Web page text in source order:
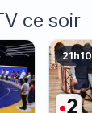
ce soir
21h10